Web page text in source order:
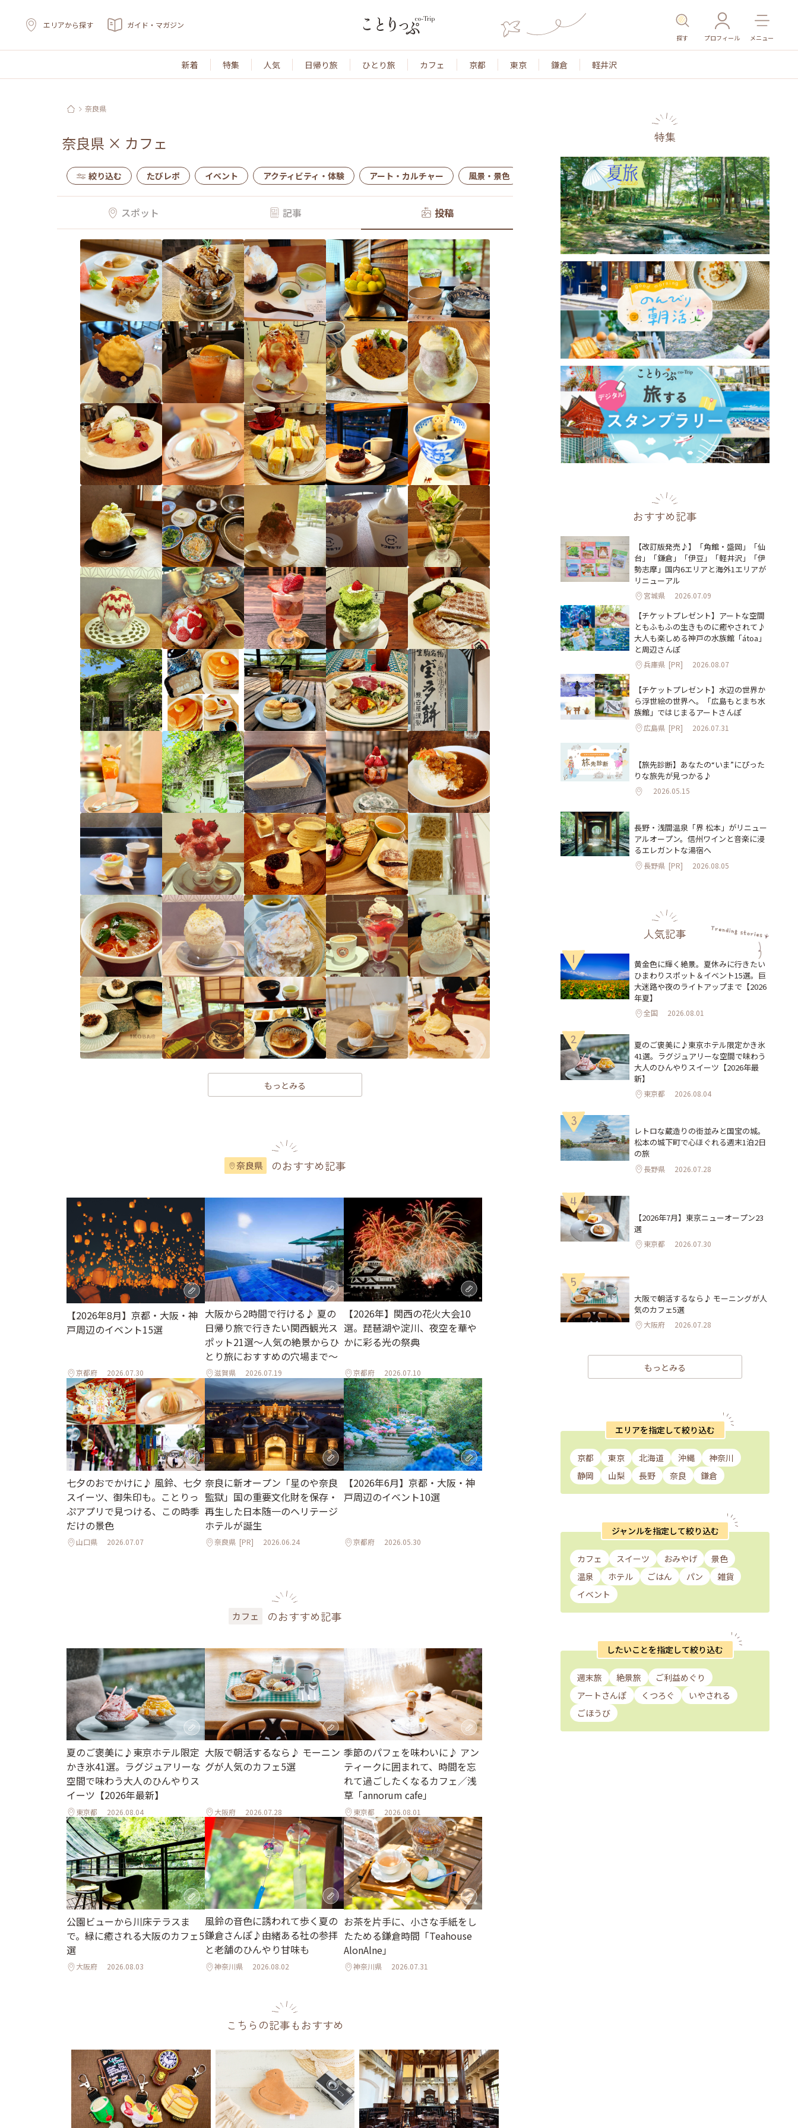
エリアから探す ガイド・マガジン
探す プロフィール メニュー
新着 特集 人気 日帰り旅 ひとり旅 カフェ 京都 東京 鎌倉 軽井沢
奈良県
奈良県 × カフェ
絞り込む たびレポ イベント アクティビティ・体験 アート・カルチャー 風景・景色 名所・旧跡 温泉・スパ その他施設 ごはん
スポット 記事 投稿
もっとみる
奈良県 のおすすめ記事
【2026年8月】京都・大阪・神
戸周辺のイベント15選
京都府 2026.07.30
大阪から2時間で行ける♪ 夏の
日帰り旅で行きたい関西観光ス
ポット21選～人気の絶景からひ
とり旅におすすめの穴場まで～
滋賀県 2026.07.19
【2026年】関西の花火大会10
選。琵琶湖や淀川、夜空を華や
かに彩る光の祭典
京都府 2026.07.10
七夕のおでかけに♪ 風鈴、七夕
スイーツ、御朱印も。ことりっ
ぷアプリで見つける、この時季
だけの景色
山口県 2026.07.07
奈良に新オープン「星のや奈良
監獄」国の重要文化財を保存・
再生した日本随一のヘリテージ
ホテルが誕生
奈良県 [PR] 2026.06.24
【2026年6月】京都・大阪・神
戸周辺のイベント10選
京都府 2026.05.30
カフェ のおすすめ記事
夏のご褒美に♪東京ホテル限定
かき氷41選。ラグジュアリーな
空間で味わう大人のひんやりス
イーツ【2026年最新】
東京都 2026.08.04
大阪で朝活するなら♪ モーニン
グが人気のカフェ5選
大阪府 2026.07.28
季節のパフェを味わいに♪ アン
ティークに囲まれて、時間を忘
れて過ごしたくなるカフェ／浅
草「annorum cafe」
東京都 2026.08.01
公園ビューから川床テラスま
で。緑に癒される大阪のカフェ5
選
大阪府 2026.08.03
風鈴の音色に誘われて歩く夏の
鎌倉さんぽ♪由緒ある社の参拝
と老舗のひんやり甘味も
神奈川県 2026.08.02
お茶を片手に、小さな手紙をし
たためる鎌倉時間「Teahouse
AlonAlne」
神奈川県 2026.07.31
こちらの記事もおすすめ
特集
おすすめ記事
【改訂版発売♪】「角館・盛岡」「仙
台」「鎌倉」「伊豆」「軽井沢」「伊
勢志摩」国内6エリアと海外1エリアが
リニューアル
宮城県 2026.07.09
【チケットプレゼント】アートな空間
ともふもふの生きものに癒やされて♪
大人も楽しめる神戸の水族館「átoa」
と周辺さんぽ
兵庫県 [PR] 2026.08.07
【チケットプレゼント】水辺の世界か
ら浮世絵の世界へ。「広島もとまち水
族館」ではじまるアートさんぽ
広島県 [PR] 2026.07.31
【旅先診断】あなたの“いま”にぴった
りな旅先が見つかる♪
2026.05.15
長野・浅間温泉「界 松本」がリニュー
アルオープン。信州ワインと音楽に浸
るエレガントな湯宿へ
長野県 [PR] 2026.08.05
人気記事
1
黄金色に輝く絶景。夏休みに行きたい
ひまわりスポット＆イベント15選。巨
大迷路や夜のライトアップまで【2026
年夏】
全国 2026.08.01
2
夏のご褒美に♪東京ホテル限定かき氷
41選。ラグジュアリーな空間で味わう
大人のひんやりスイーツ【2026年最
新】
東京都 2026.08.04
3
レトロな蔵造りの街並みと国宝の城。
松本の城下町で心ほぐれる週末1泊2日
の旅
長野県 2026.07.28
4
【2026年7月】東京ニューオープン23
選
東京都 2026.07.30
5
大阪で朝活するなら♪ モーニングが人
気のカフェ5選
大阪府 2026.07.28
もっとみる
エリアを指定して絞り込む
京都 東京 北海道 沖縄
神奈川
静岡
山梨 長野 奈良 鎌倉
ジャンルを指定して絞り込む
カフェ スイーツ おみやげ
景色
温泉
ホテル ごはん パン
雑貨
イベント
したいことを指定して絞り込む
週末旅 絶景旅
ご利益めぐり
アートさんぽ
くつろぐ
いやされる
ごほうび